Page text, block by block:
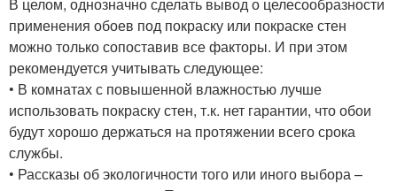
применения обоев под покраску или покраске стен
можно только сопоставив все факторы. И при этом
рекомендуется учитывать следующее:
• В комнатах с повышенной влажностью лучше
использовать покраску стен, т.к. нет гарантии, что обои
будут хорошо держаться на протяжении всего срока
службы.
• Рассказы об экологичности того или иного выбора –